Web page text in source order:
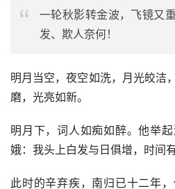
一轮秋影转金波，飞镜又
发、欺人奈何！
明月当空，夜空如洗，月光皎洁
磨，光亮如新。
明月下，词人如痴如醉。他举
娥：我头上白发与日俱增，时间
此时的辛弃疾，南归已十二年